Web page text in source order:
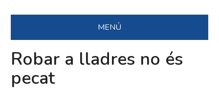
MENÚ
Robar a lladres no és
pecat